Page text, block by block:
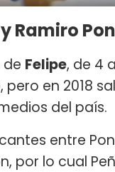
Ramiro
de Felipe, de 4
en 2018
del país.
entre
por lo cual